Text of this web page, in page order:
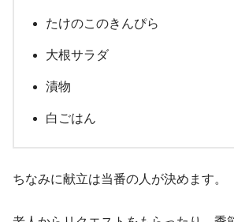
たけのこのきんぴら
大根サラダ
漬物
白ごはん
ちなみに献立は当番の人が決めます。